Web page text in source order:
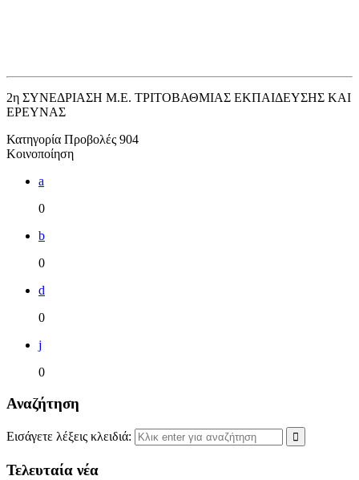
2η ΣΥΝΕΔΡΙΑΣΗ Μ.Ε. ΤΡΙΤΟΒΑΘΜΙΑΣ ΕΚΠΑΙΔΕΥΣΗΣ ΚΑΙ
ΕΡΕΥΝΑΣ
Κατηγορία Προβολές 904
Κοινοποίηση
a
0
b
0
d
0
j
0
Αναζήτηση
Εισάγετε λέξεις κλειδιά:
Τελευταία νέα